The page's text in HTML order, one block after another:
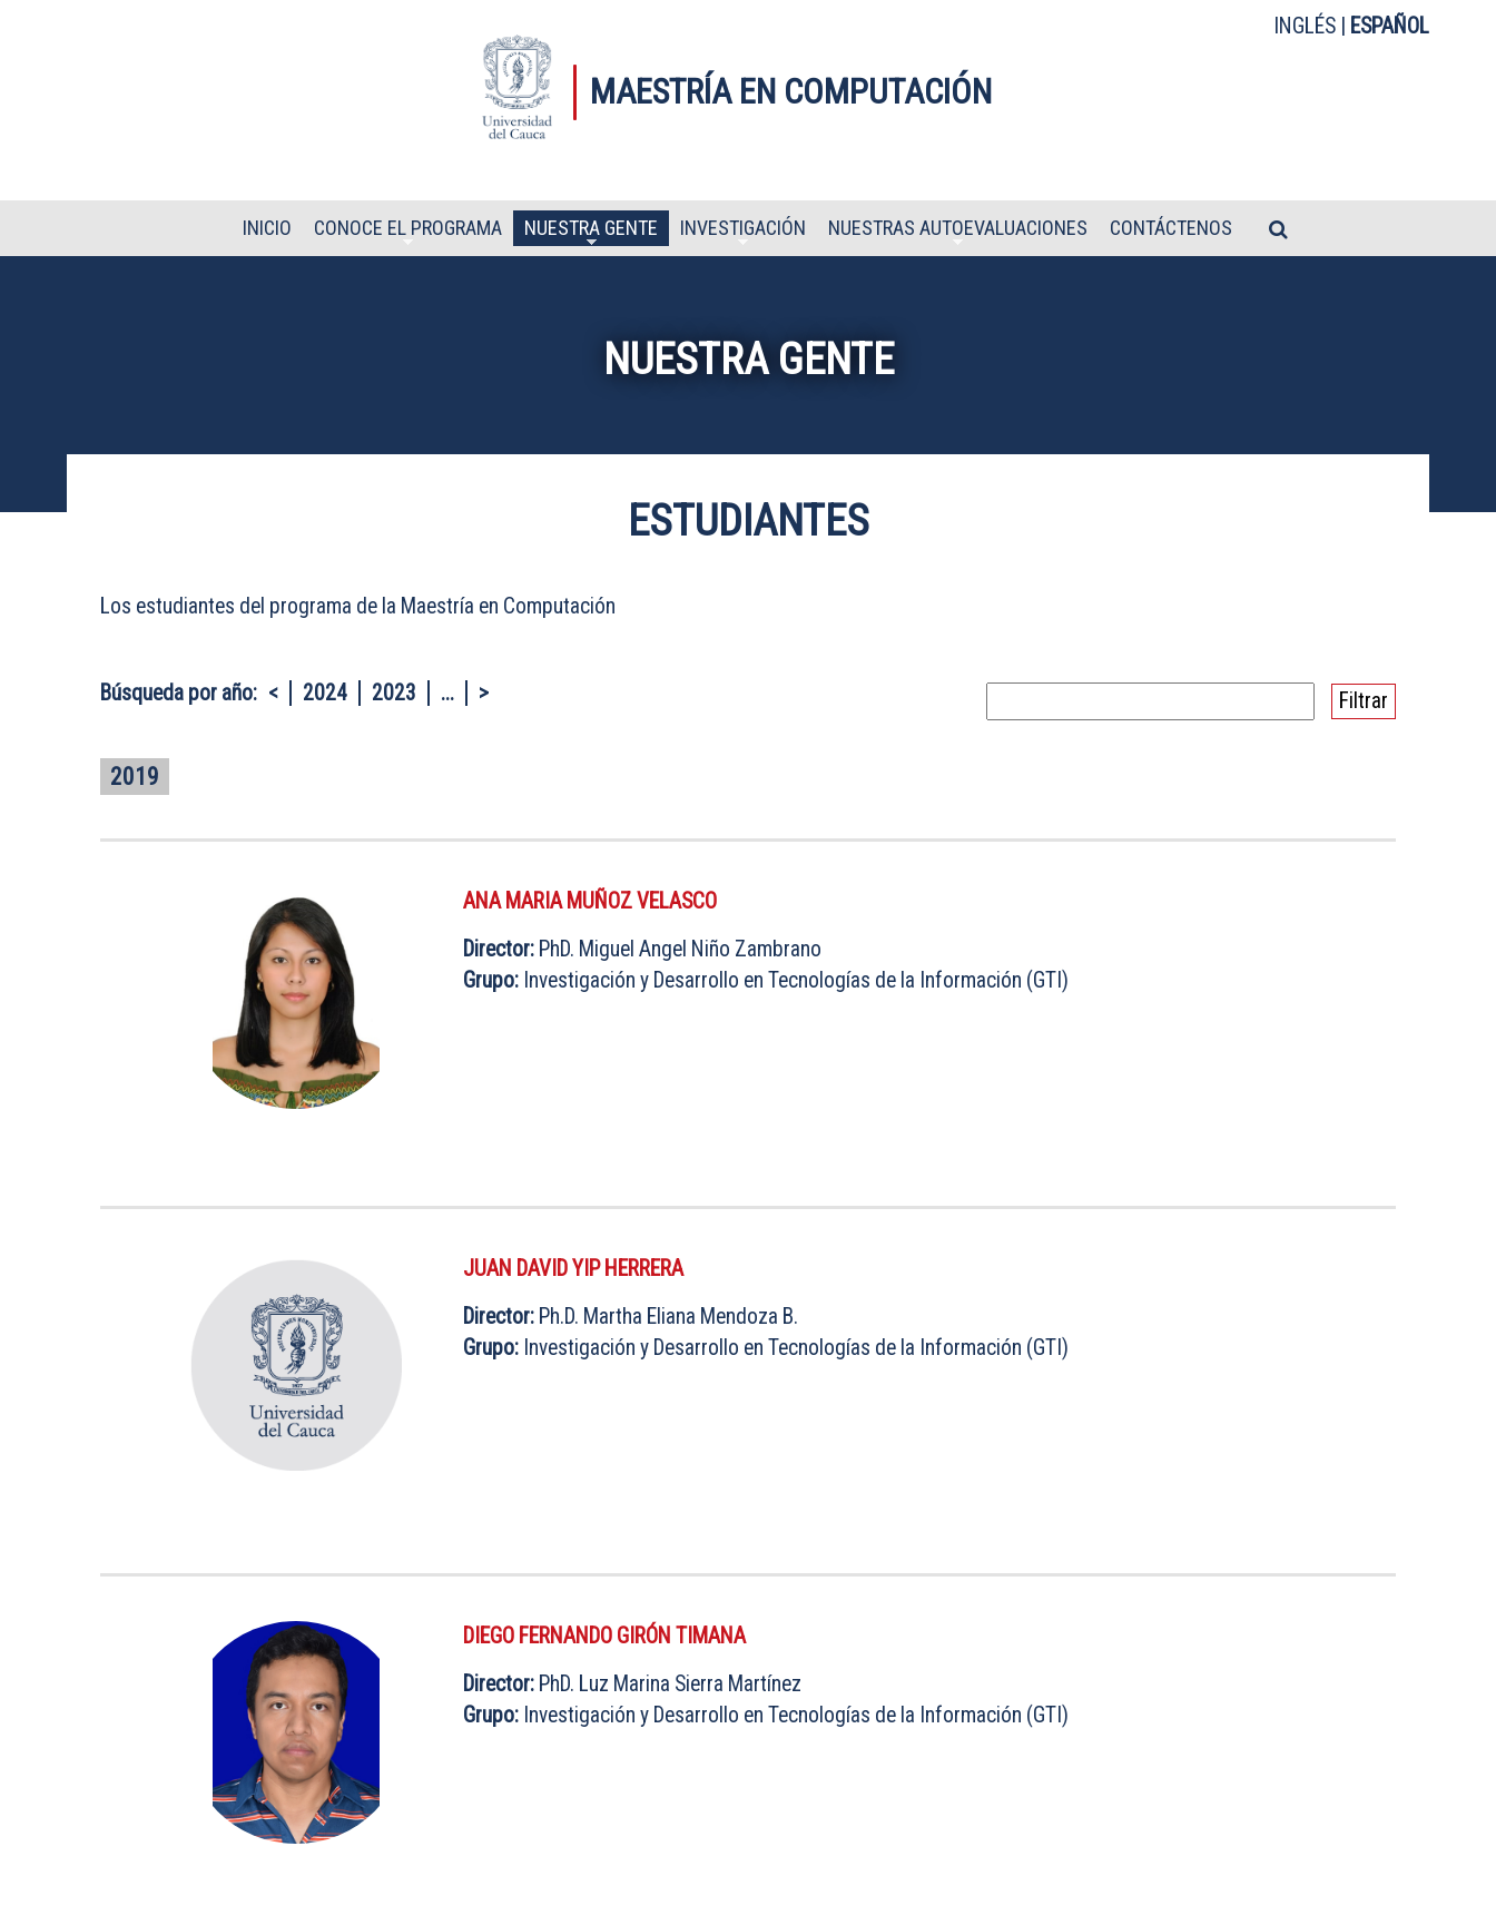
INGLÉS ESPAÑOL
MAESTRÍA EN COMPUTACIÓN
INICIO CONOCE EL PROGRAMA NUESTRA GENTE INVESTIGACIÓN NUESTRAS AUTOEVALUACIONES CONTÁCTENOS
NUESTRA GENTE
ESTUDIANTES
Los estudiantes del programa de la Maestría en Computación
Búsqueda por año: < 2024 2023 ... >
2019
ANA MARIA MUÑOZ VELASCO
Director: PhD. Miguel Angel Niño Zambrano
Grupo: Investigación y Desarrollo en Tecnologías de la Información (GTI)
JUAN DAVID YIP HERRERA
Director: Ph.D. Martha Eliana Mendoza B.
Grupo: Investigación y Desarrollo en Tecnologías de la Información (GTI)
DIEGO FERNANDO GIRÓN TIMANA
Director: PhD. Luz Marina Sierra Martínez
Grupo: Investigación y Desarrollo en Tecnologías de la Información (GTI)